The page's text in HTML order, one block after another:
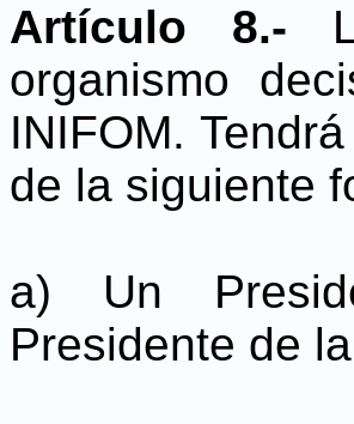
Artículo 8.-
organismo
INIFOM.
de la siguiente
a) Un
Presidente de